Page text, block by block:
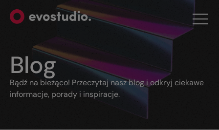
Blog
Bądź na bieżąco! Przeczytaj nasz blog i odkryj ciekawe
informacje, porady i inspiracje.